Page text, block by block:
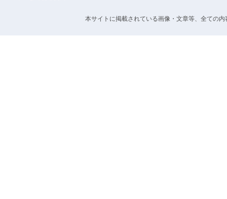
本サイトに掲載されている画像・文章等、全ての